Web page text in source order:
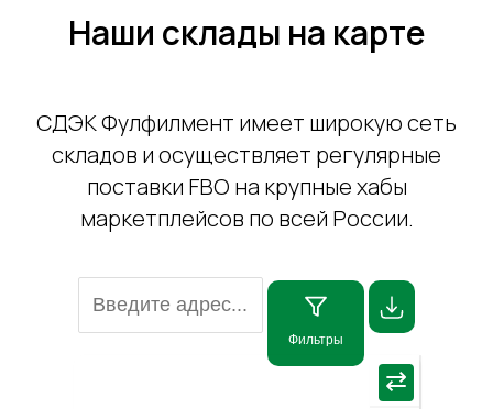
Наши склады на карте
СДЭК Фулфилмент имеет широкую сеть
складов и осуществляет регулярные
поставки FBO на крупные хабы
маркетплейсов по всей России.
Фильтры
×
⇄